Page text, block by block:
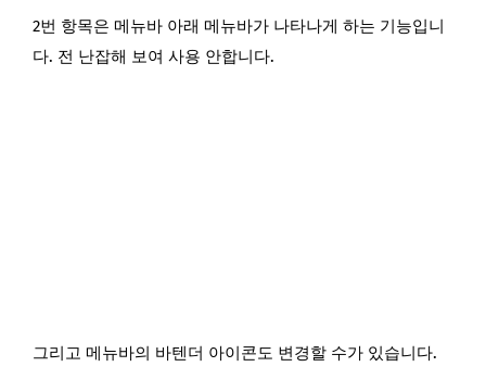
2번 항목은 메뉴바 아래 메뉴바가 나타나게 하는 기능입니
다. 전 난잡해 보여 사용 안합니다.
그리고 메뉴바의 바텐더 아이콘도 변경할 수가 있습니다.